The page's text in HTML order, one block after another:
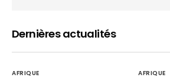
Dernières actualités
AFRIQUE AFRIQUE